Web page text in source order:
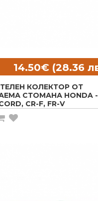
КОЛЕКТОР ОТ
СТОМАНА HONDA -
CR-F, FR-V